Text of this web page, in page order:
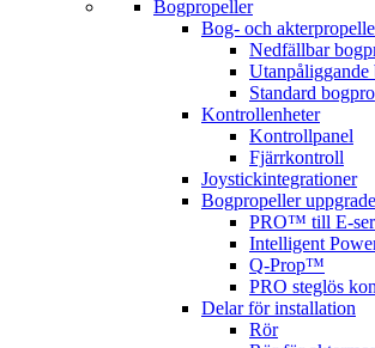
Bogpropeller
Bog- och
Nedfällbar
Utanpåliggande
Standard
Kontrollenheter
Kontrollpanel
Fjärrkontroll
Joystickintegrationer
Bogpropeller
PRO™ till E-
Intelligent
Q-Prop™
PRO steglös
Delar för installation
Rör